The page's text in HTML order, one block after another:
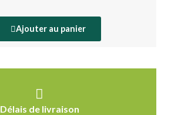
Ajouter au panier
Délais de livraison